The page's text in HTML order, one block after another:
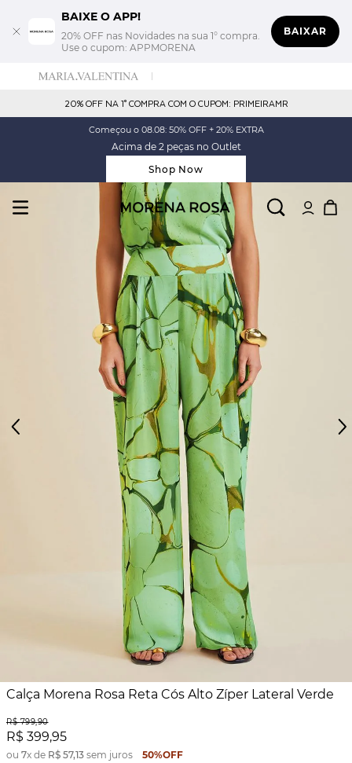
BAIXE O APP!
20% OFF nas Novidades na sua 1° compra.
Use o cupom: APPMORENA
BAIXAR
20% OFF NA 1° COMPRA COM O CUPOM: PRIMEIRAMR
Começou o 08.08: 50% OFF + 20% EXTRA
Acima de 2 peças no Outlet
Shop Now
Calça Morena Rosa Reta Cós Alto Zíper Lateral Verde
R$ 799,90
R$ 399,95
ou 7x de R$ 57,13 sem juros 50%OFF